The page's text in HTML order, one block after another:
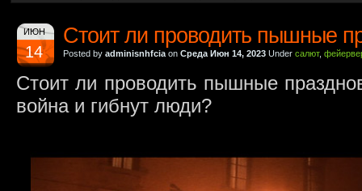
ИЮН
14
Стоит ли проводить пышные
Posted by adminisnhfcia on Среда Июн 14, 2023 Under салют,
Стоит ли проводить пышные
война и гибнут люди?